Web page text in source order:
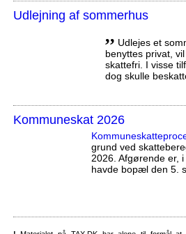
Udlejning af sommerhus
,, Udlejes et
benyttes privat,
skattefri. I visse
dog skulle
Kommuneskat 2026
grund ved
2026. Afgørende er,
havde bopæl den 5.